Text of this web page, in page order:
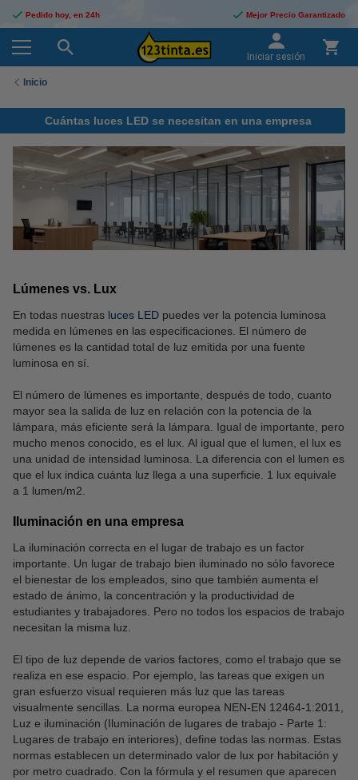
Pedido hoy, en 24h Mejor Precio Garantizado
Iniciar sesión
Inicio
Cuántas luces LED se necesitan en una empresa
Lúmenes vs. Lux
En todas nuestras luces LED puedes ver la potencia luminosa
medida en lúmenes en las especificaciones. El número de
lúmenes es la cantidad total de luz emitida por una fuente
luminosa en sí.
El número de lúmenes es importante, después de todo, cuanto
mayor sea la salida de luz en relación con la potencia de la
lámpara, más eficiente será la lámpara. Igual de importante, pero
mucho menos conocido, es el lux. Al igual que el lumen, el lux es
una unidad de intensidad luminosa. La diferencia con el lumen es
que el lux indica cuánta luz llega a una superficie. 1 lux equivale
a 1 lumen/m2.
Iluminación en una empresa
La iluminación correcta en el lugar de trabajo es un factor
importante. Un lugar de trabajo bien iluminado no sólo favorece
el bienestar de los empleados, sino que también aumenta el
estado de ánimo, la concentración y la productividad de
estudiantes y trabajadores. Pero no todos los espacios de trabajo
necesitan la misma luz.
El tipo de luz depende de varios factores, como el trabajo que se
realiza en ese espacio. Por ejemplo, las tareas que exigen un
gran esfuerzo visual requieren más luz que las tareas
visualmente sencillas. La norma europea NEN-EN 12464-1:2011,
Luz e iluminación (Iluminación de lugares de trabajo - Parte 1:
Lugares de trabajo en interiores), define todas las normas. Estas
normas establecen un determinado valor de lux por habitación y
por metro cuadrado. Con la fórmula y el resumen que aparecen